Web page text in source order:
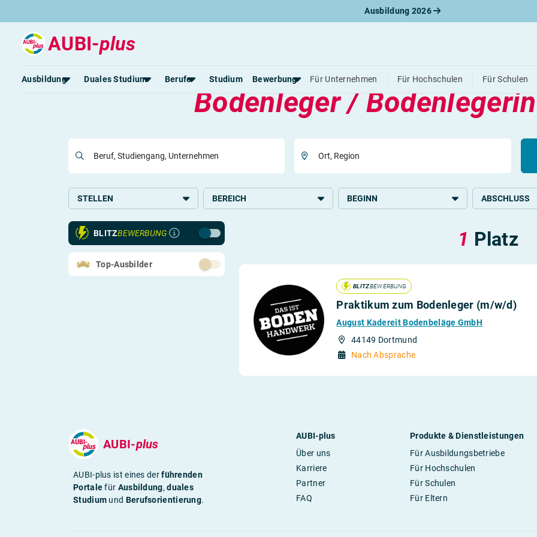
Ausbildung 2026
AUBI-plus
Ausbildung
Ausbildungsplätze 2026
Ausbildungsbeginn
Duales Studium
Duale Studienplätze 2026
Duale Studiengänge von A-Z
Alle Orte von A-Z
Berufe
Gut bezahlte Berufe
Kaufmännische Berufe
Alle Berufe
Schülerpraktikum
Berufs-Check starten
Studium Bewerbung
Anschreiben
Online-Bewerbung
Vorstellungsgespräch
Bewerbungs-Check
Für Unternehmen Für Hochschulen Für Schulen
Aktuelle
Bodenleger / Bodenlegerin
Beruf, Studiengang, Unternehmen Ort, Region
STELLEN
Ausbildung
Schülerpraktikum
BEREICH
Bauwesen und Immobilien
Glas, Holz, Papier und Farbe
Handwerk und Produktion
BEGINN ABSCHLUSS
BLITZBEWERBUNG
Top-Ausbilder
1 Platz
BLITZBEWERBUNG
Praktikum zum Bodenleger (m/w/d)
August Kadereit Bodenbeläge GmbH
44149 Dortmund
Nach Absprache
AUBI-plus
AUBI-plus ist eines derführenden
Portalefür Ausbildung,duales
Studium und Berufsorientierung.
AUBI-plus
Über uns
Karriere
Partner
FAQ
Produkte & Dienstleistungen
Für Ausbildungsbetriebe
Für Hochschulen
Für Schulen
Für Eltern